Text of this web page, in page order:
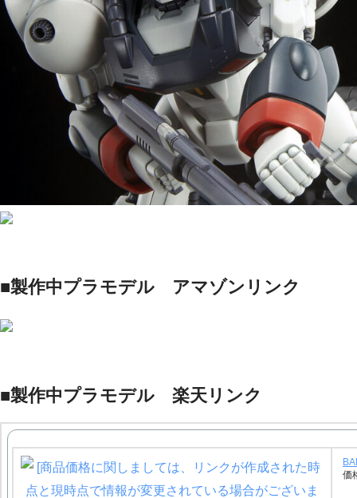
■製作中プラモデル アマゾンリンク
■製作中プラモデル 楽天リンク
価